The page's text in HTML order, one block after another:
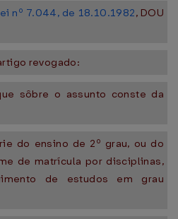
nº 7.044, de 18.10.1982, DOU
revogado:
sôbre o assunto conste da
do ensino de 2º grau, ou do
de matrícula por disciplinas,
de estudos em grau